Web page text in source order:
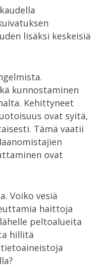
lisäksi keskeisiä
kunnostaminen
Kehittyneet
ovat syitä,
Tämä vaatii
ovat
Voiko vesiä
haittoja
peltoalueita
hillitä